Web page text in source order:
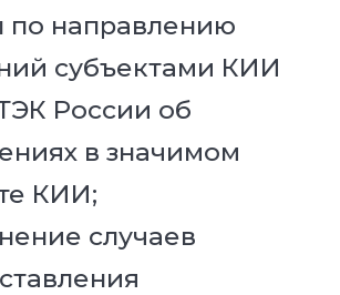
по направлению
субъектами КИИ
России об
в значимом
КИИ;
случаев